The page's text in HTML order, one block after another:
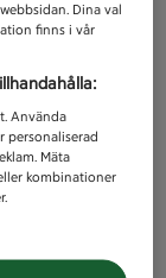
Dina val
finns i vår
Använda
personaliserad
Mäta
kombinationer